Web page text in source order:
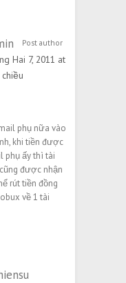
Post author
Hai 7, 2011 at
chiều
phụ nữa vào
khi tiền được
phụ ấy thì tài
được nhận
rút tiền đồng
về 1 tài